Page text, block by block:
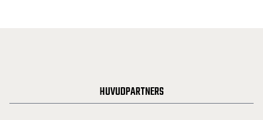
HUVUDPARTNERS